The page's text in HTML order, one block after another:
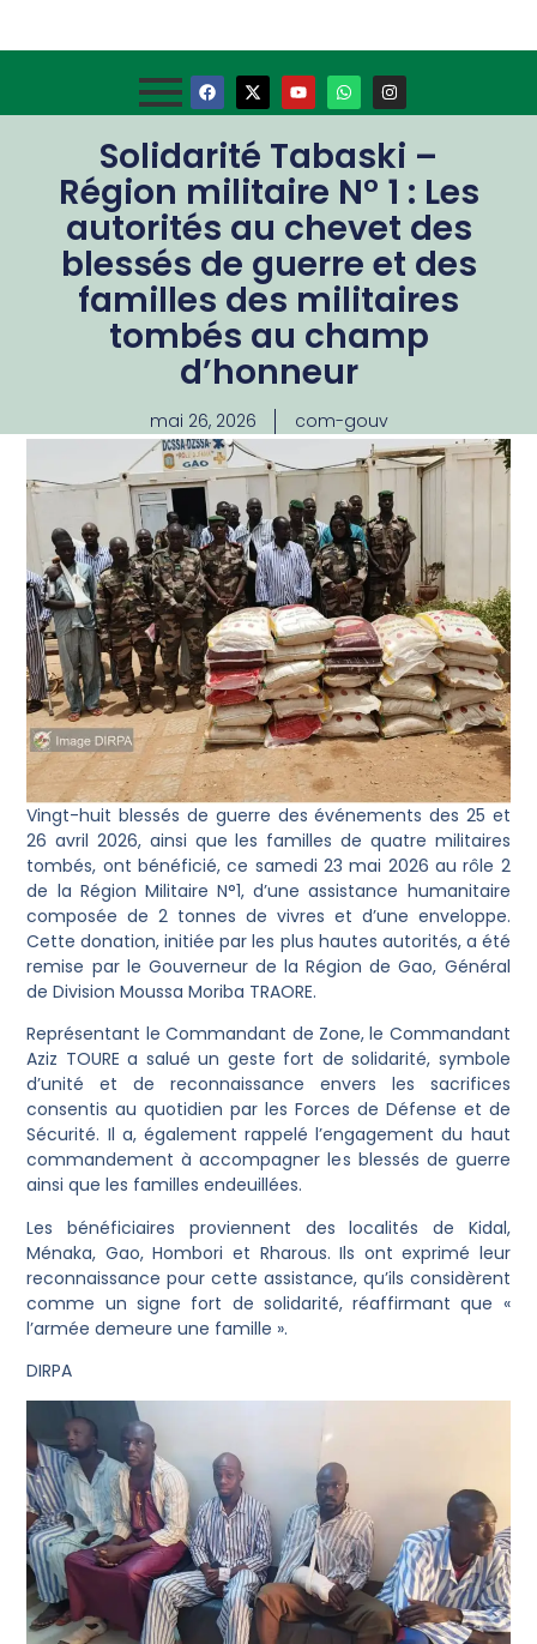
Solidarité Tabaski –
Région militaire N° 1 : Les
autorités au chevet des
blessés de guerre et des
familles des militaires
tombés au champ
d’honneur
mai 26, 2026 com-gouv
Vingt-huit blessés de guerre des événements des 25 et
26 avril 2026, ainsi que les familles de quatre militaires
tombés, ont bénéficié, ce samedi 23 mai 2026 au rôle 2
de la Région Militaire N°1, d’une assistance humanitaire
composée de 2 tonnes de vivres et d’une enveloppe.
Cette donation, initiée par les plus hautes autorités, a été
remise par le Gouverneur de la Région de Gao, Général
de Division Moussa Moriba TRAORE.
Représentant le Commandant de Zone, le Commandant
Aziz TOURE a salué un geste fort de solidarité, symbole
d’unité et de reconnaissance envers les sacrifices
consentis au quotidien par les Forces de Défense et de
Sécurité. Il a, également rappelé l’engagement du haut
commandement à accompagner les blessés de guerre
ainsi que les familles endeuillées.
Les bénéficiaires proviennent des localités de Kidal,
Ménaka, Gao, Hombori et Rharous. Ils ont exprimé leur
reconnaissance pour cette assistance, qu’ils considèrent
comme un signe fort de solidarité, réaffirmant que «
l’armée demeure une famille ».
DIRPA